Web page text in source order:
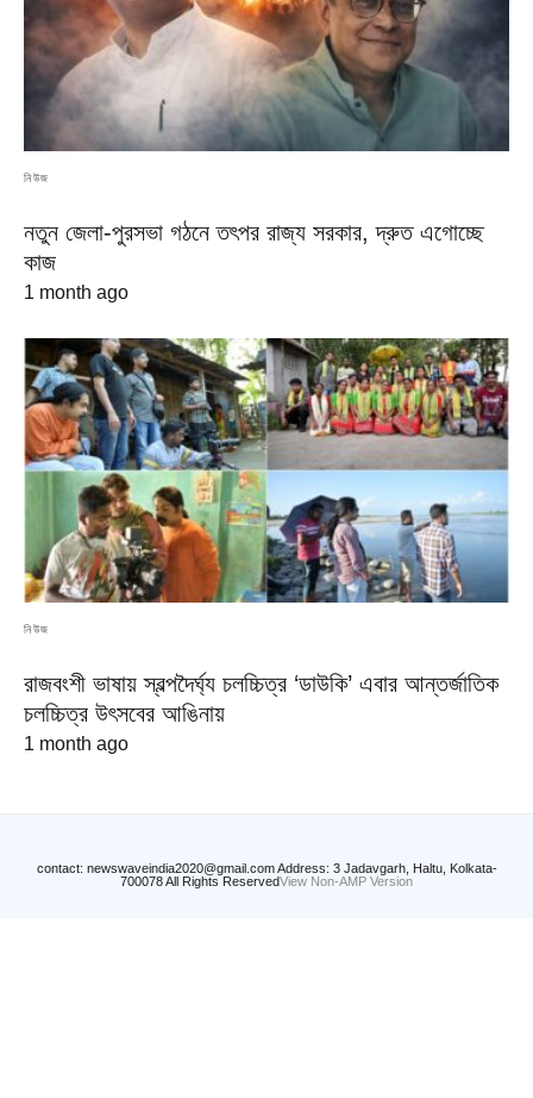
নিউজ
নতুন জেলা-পুরসভা গঠনে তৎপর রাজ্য সরকার, দ্রুত এগোচ্ছে
কাজ
1 month ago
নিউজ
রাজবংশী ভাষায় স্বল্পদৈর্ঘ্য চলচ্চিত্র ‘ডাউকি’ এবার আন্তর্জাতিক
চলচ্চিত্র উৎসবের আঙিনায়
1 month ago
contact: newswaveindia2020@gmail.com Address: 3 Jadavgarh, Haltu, Kolkata-
700078 All Rights ReservedView Non-AMP Version